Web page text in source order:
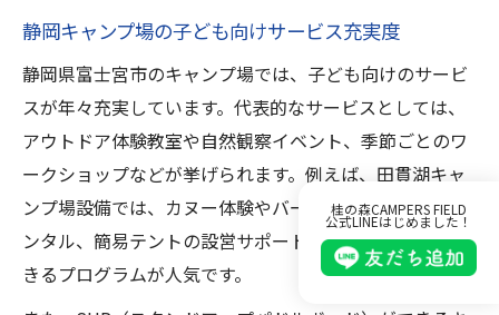
静岡キャンプ場の子ども向けサービス充実度
静岡県富士宮市のキャンプ場では、子ども向けのサービ
スが年々充実しています。代表的なサービスとしては、
アウトドア体験教室や自然観察イベント、季節ごとのワ
ークショップなどが挙げられます。例えば、田貫湖キャ
ンプ場設備では、カヌー体験やバーベキューセットのレ
ンタル、簡易テントの設営サポートなど、親子で参加で
きるプログラムが人気です。
桂の森CAMPERS FIELD
公式LINEはじめました！